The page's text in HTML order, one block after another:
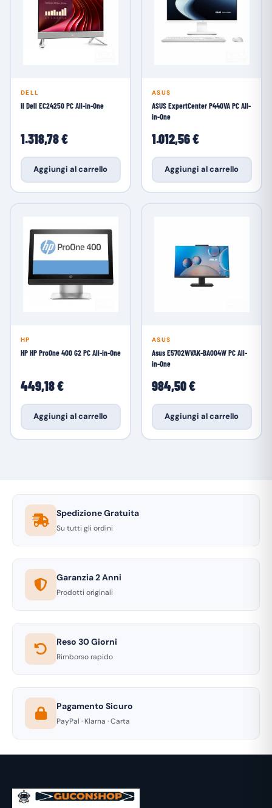
DELL
Il Dell EC24250 PC All-in-One
1.318,78 €
Aggiungi al carrello
ASUS
ASUS ExpertCenter P440VA PC All-
in-One
1.012,56 €
Aggiungi al carrello
HP
HP HP ProOne 400 G2 PC All-in-One
449,18 €
Aggiungi al carrello
ASUS
Asus E5702WVAK-BA004W PC All-
in-One
984,50 €
Aggiungi al carrello
Spedizione Gratuita
Su tutti gli ordini
Garanzia 2 Anni
Prodotti originali
Reso 30 Giorni
Rimborso rapido
Pagamento Sicuro
PayPal · Klarna · Carta